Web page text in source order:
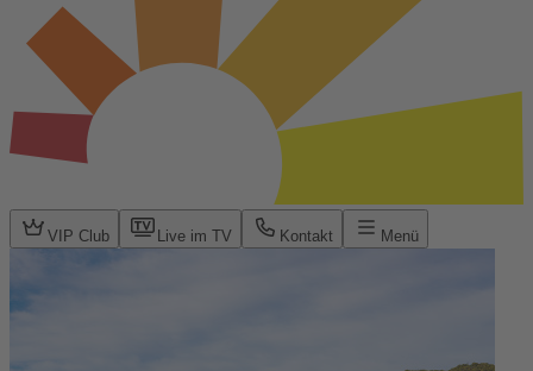
VIP Club Live im TV Kontakt Menü